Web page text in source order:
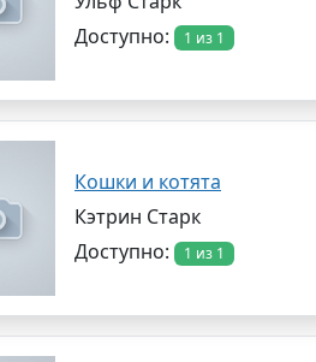
Доступно:
1 из 1
Кошки и котята
Кэтрин Старк
Доступно:
1 из 1